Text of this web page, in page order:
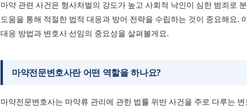
마약 관련 사건은 형사처벌의 강도가 높고 사회적 낙인이 심한 범죄로
도움을 통해 적절한 법적 대응과 방어 전략을 수립하는 것이 중요해요.
대응 방법과 변호사 선임의 중요성을 살펴볼게요.
마약전문변호사란 어떤 역할을 하나요?
마약전문변호사는 마약류 관리에 관한 법률 위반 사건을 주로 다루는